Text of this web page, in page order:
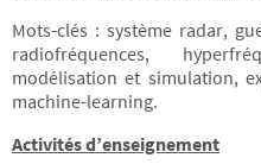
Mots-clés : système radar,
radiofréquences,
modélisation et simulation,
machine-learning.
Activités d’enseignement